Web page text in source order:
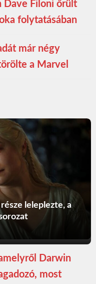
Dave Filoni őrült
folytatásában
már négy
a Marvel
leleplezte, a
Darwin
most